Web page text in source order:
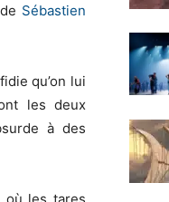
Sébastien
qu’on lui
les deux
à des